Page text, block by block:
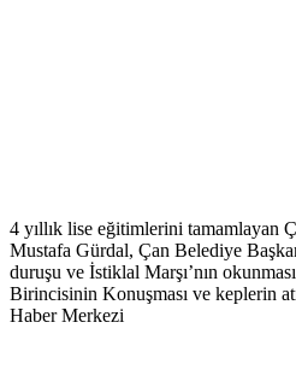
4 yıllık lise eğitimlerini tamamlayan
Mustafa Gürdal, Çan Belediye
duruşu ve İstiklal Marşı’nın
Birincisinin Konuşması ve keplerin
Haber Merkezi